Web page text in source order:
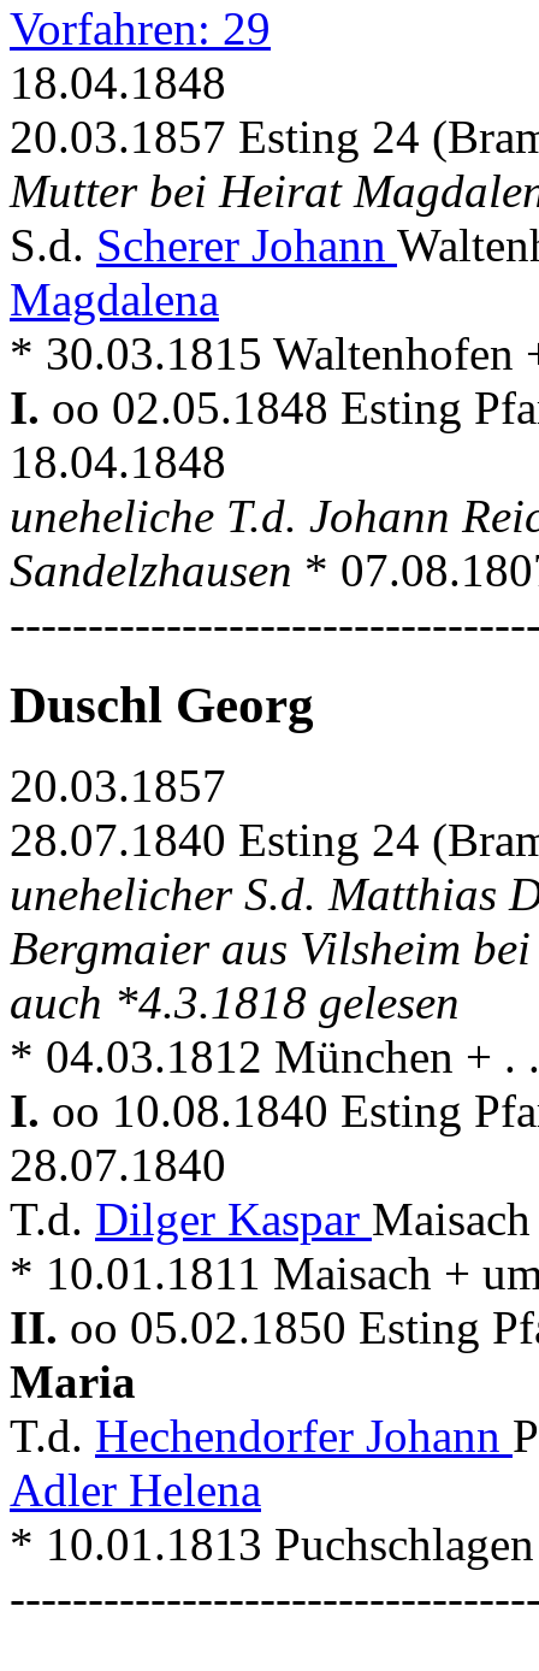
Vorfahren: 29
18.04.1848
20.03.1857 Esting 24
Mutter bei Heirat
S.d. Scherer Johann
Magdalena
* 30.03.1815 Waltenhofen
I. oo 02.05.1848 Esting
18.04.1848
uneheliche T.d. Johann
Sandelzhausen *
Duschl Georg
20.03.1857
28.07.1840 Esting 24
unehelicher S.d. Matthias
Bergmaier aus Vilsheim
auch *4.3.1818 gelesen
* 04.03.1812 München + .
I. oo 10.08.1840 Esting
28.07.1840
T.d. Dilger Kaspar
* 10.01.1811 Maisach +
II. oo 05.02.1850 Esting
Maria
T.d. Hechendorfer Johann
Adler Helena
* 10.01.1813 Puchschlagen